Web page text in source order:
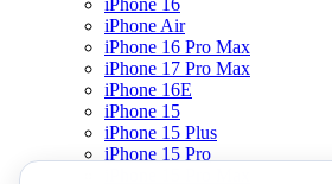
iPhone Air
iPhone 16 Pro Max
iPhone 17 Pro Max
iPhone 16E
iPhone 15
iPhone 15 Plus
iPhone 15 Pro